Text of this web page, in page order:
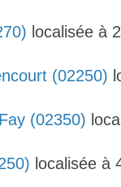
localisée à
(02250)
(02350)
localisée à